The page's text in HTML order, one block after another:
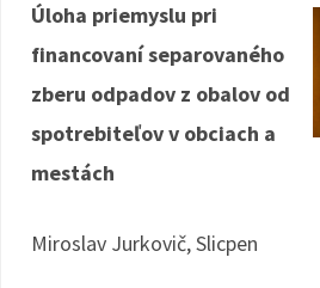
Úloha priemyslu pri
financovaní separovaného
zberu odpadov z obalov od
spotrebiteľov v obciach a
mestách
Miroslav Jurkovič, Slicpen